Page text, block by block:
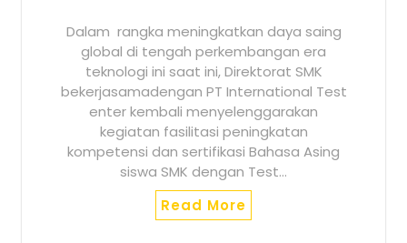
Dalam rangka meningkatkan daya saing
global di tengah perkembangan era
teknologi ini saat ini, Direktorat SMK
bekerjasamadengan PT International Test
enter kembali menyelenggarakan
kegiatan fasilitasi peningkatan
kompetensi dan sertifikasi Bahasa Asing
siswa SMK dengan Test…
Read More